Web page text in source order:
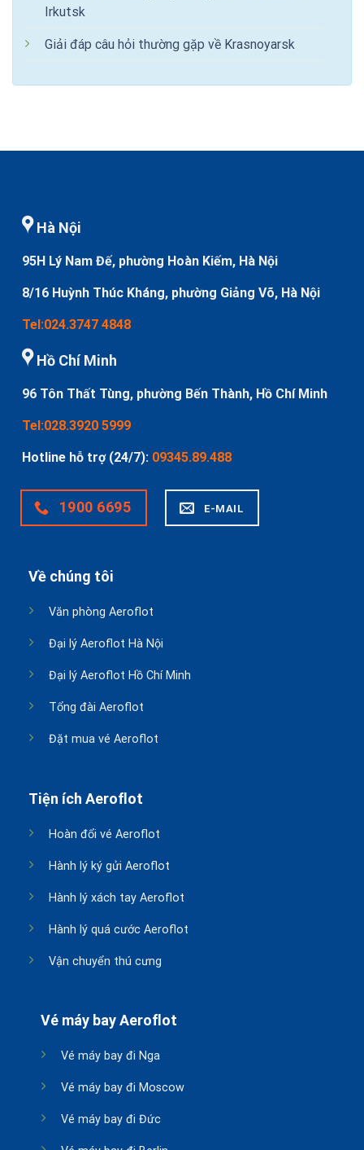
Irkutsk
Giải đáp câu hỏi thường gặp về Krasnoyarsk
Hà Nội
95H Lý Nam Đế, phường Hoàn Kiếm, Hà Nội
8/16 Huỳnh Thúc Kháng, phường Giảng Võ, Hà Nội
Tel:024.3747 4848
Hồ Chí Minh
96 Tôn Thất Tùng, phường Bến Thành, Hồ Chí Minh
Tel:028.3920 5999
Hotline hỗ trợ (24/7): 09345.89.488
1900 6695 E-MAIL
Về chúng tôi
Văn phòng Aeroflot
Đại lý Aeroflot Hà Nội
Đại lý Aeroflot Hồ Chí Minh
Tổng đài Aeroflot
Đặt mua vé Aeroflot
Tiện ích Aeroflot
Hoàn đổi vé Aeroflot
Hành lý ký gửi Aeroflot
Hành lý xách tay Aeroflot
Hành lý quá cước Aeroflot
Vận chuyển thú cưng
Vé máy bay Aeroflot
Vé máy bay đi Nga
Vé máy bay đi Moscow
Vé máy bay đi Đức